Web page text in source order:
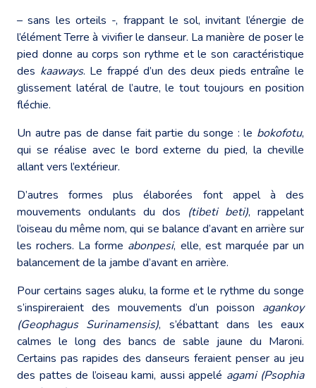
– sans les orteils -, frappant le sol, invitant l’énergie de
l’élément Terre à vivifier le danseur. La manière de poser le
pied donne au corps son rythme et le son caractéristique
des kaaways. Le frappé d’un des deux pieds entraîne le
glissement latéral de l’autre, le tout toujours en position
fléchie.
Un autre pas de danse fait partie du songe : le bokofotu,
qui se réalise avec le bord externe du pied, la cheville
allant vers l’extérieur.
D’autres formes plus élaborées font appel à des
mouvements ondulants du dos (tibeti beti), rappelant
l’oiseau du même nom, qui se balance d’avant en arrière sur
les rochers. La forme abonpesi, elle, est marquée par un
balancement de la jambe d’avant en arrière.
Pour certains sages aluku, la forme et le rythme du songe
s’inspireraient des mouvements d’un poisson agankoy
(Geophagus Surinamensis), s’ébattant dans les eaux
calmes le long des bancs de sable jaune du Maroni.
Certains pas rapides des danseurs feraient penser au jeu
des pattes de l’oiseau kami, aussi appelé agami (Psophia